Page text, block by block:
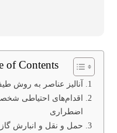
of Contents
آنالیز عناصر به روش
اقدام‌های احتیاطی
اضطراری
حمل و نقل و انبارش گاز